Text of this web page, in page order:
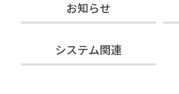
お知らせ
システム関連